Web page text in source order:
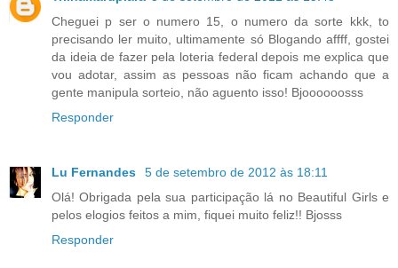
Cheguei p ser o numero 15, o numero da sorte kkk, to
precisando ler muito, ultimamente só Blogando affff, gostei
da ideia de fazer pela loteria federal depois me explica que
vou adotar, assim as pessoas não ficam achando que a
gente manipula sorteio, não aguento isso! Bjoooooosss
Responder
Lu Fernandes
5 de setembro de 2012 às 18:11
Olá! Obrigada pela sua participação lá no Beautiful Girls e
pelos elogios feitos a mim, fiquei muito feliz!! Bjosss
Responder